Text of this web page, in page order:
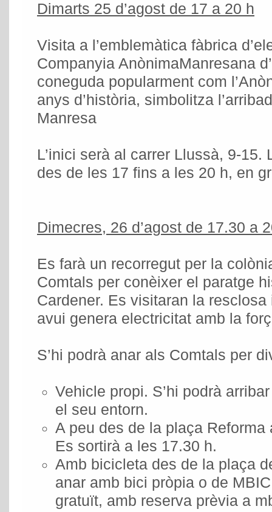
Dimarts 25 d’agost de 17 a 20 h
Visita a l’emblemàtica fàbrica
Companyia AnònimaManresana
coneguda popularment com
anys d’història, simbolitza
Manresa
L’inici serà al carrer Llussà, 9-15.
des de les 17 fins a les 20 h, en
Dimecres, 26 d’agost de 17.30 a
Es farà un recorregut per la
Comtals per conèixer el paratge
Cardener. Es visitaran la
avui genera electricitat amb la
S’hi podrà anar als Comtals per
Vehicle propi. S’hi podrà
el seu entorn.
A peu des de la plaça
Es sortirà a les 17.30 h.
Amb bicicleta des de la plaça
anar amb bici pròpia o de
gratuït, amb reserva prèvia a